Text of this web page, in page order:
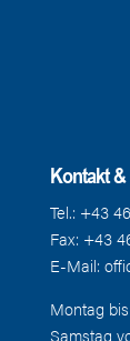
Kontakt
Tel.: +43
Fax: +43
E-Mail:
Montag
Samstag